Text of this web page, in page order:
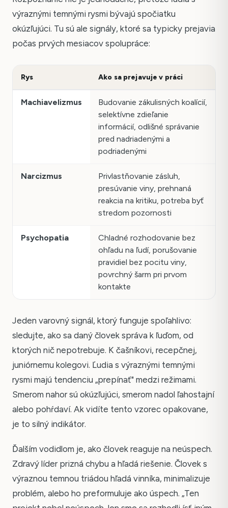
výraznými temnými rysmi bývajú spočiatku
okúzľujúci. Tu sú ale signály, ktoré sa typicky prejavia
počas prvých mesiacov spolupráce:
Rys Ako sa prejavuje v práci
Machiavelizmus
Budovanie zákulisných koalícií,
selektívne zdieľanie
informácií, odlišné správanie
pred nadriadenými a
podriadenými
Narcizmus
Privlastňovanie zásluh,
presúvanie viny, prehnaná
reakcia na kritiku, potreba byť
stredom pozornosti
Psychopatia
Chladné rozhodovanie bez
ohľadu na ľudí, porušovanie
pravidiel bez pocitu viny,
povrchný šarm pri prvom
kontakte
Jeden varovný signál, ktorý funguje spoľahlivo:
sledujte, ako sa daný človek správa k ľuďom, od
ktorých nič nepotrebuje. K čašníkovi, recepčnej,
juniórnemu kolegovi. Ľudia s výraznými temnými
rysmi majú tendenciu „prepínať" medzi režimami.
Smerom nahor sú okúzľujúci, smerom nadol ľahostajní
alebo pohŕdaví. Ak vidíte tento vzorec opakovane,
je to silný indikátor.
Ďalším vodidlom je, ako človek reaguje na neúspech.
Zdravý líder prizná chybu a hľadá riešenie. Človek s
výraznou temnou triádou hľadá vinníka, minimalizuje
problém, alebo ho preformuluje ako úspech. „Ten